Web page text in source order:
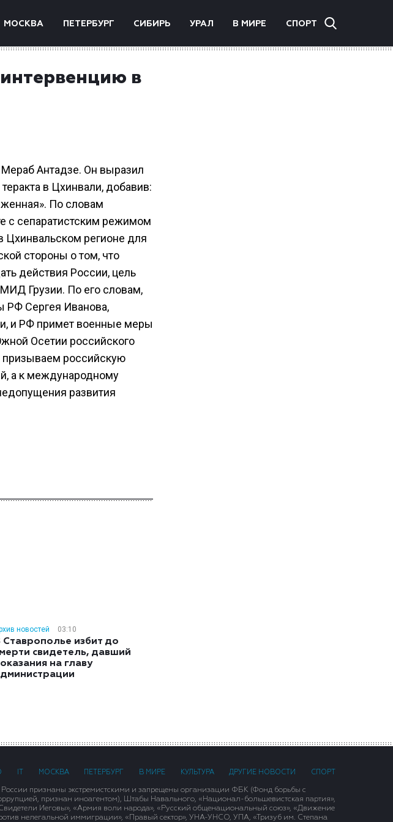
МОСКВА ПЕТЕРБУРГ СИБИРЬ УРАЛ В МИРЕ СПОРТ
в
Антадзе. Он выразил
в Цхинвали, добавив:
По словам
с сепаратистским режимом
Цхинвальском регионе для
стороны о том, что
действия России, цель
Грузии. По его словам,
РФ Сергея Иванова,
и РФ примет военные меры
Осетии российского
призываем российскую
а к международному
развития
новостей 03:10
Ставрополье избит до
свидетель, давший
на главу
МОСКВА ПЕТЕРБУРГ В МИРЕ КУЛЬТУРА ДРУГИЕ НОВОСТИ СПОРТ
России признаны экстремистскими и запрещены организации ФБК (Фонд борьбы с
признан иноагентом), Штабы Навального, «Национал-большевистская партия»,
Иеговы», «Армия воли народа», «Русский общенациональный союз», «Движение
нелегальной иммиграции», «Правый сектор», УНА-УНСО, УПА, «Тризуб им. Степана